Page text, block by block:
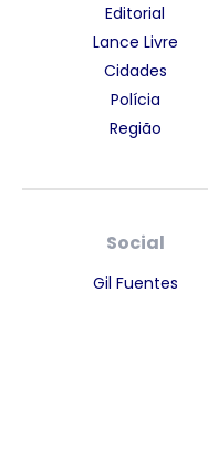
Editorial
Lance Livre
Cidades
Polícia
Região
Social
Gil Fuentes